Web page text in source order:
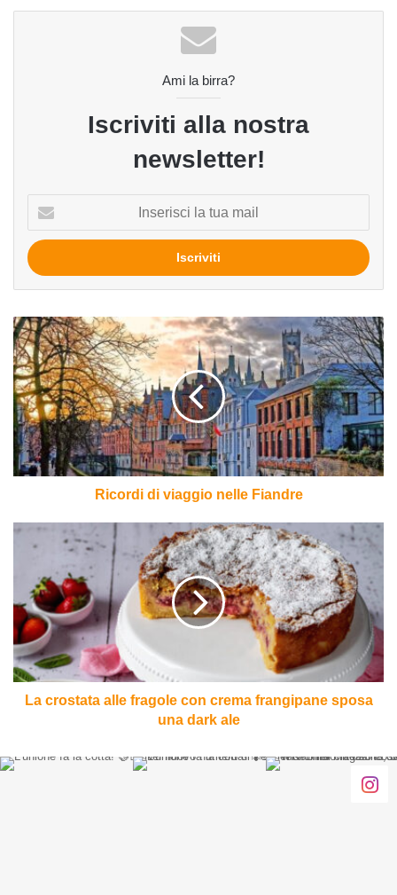
Ami la birra?
Iscriviti alla nostra
newsletter!
tua
mail
Ricordi
di
viaggio
nelle
Fiandre
Ricordi di viaggio nelle Fiandre
La
crostata
fragole
con
crema
frangipane
sposa
una
darkLa crostata alle fragole con crema frangipane sposa
una dark ale